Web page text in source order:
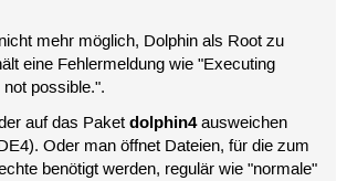
mehr möglich, Dolphin als Root zu
eine Fehlermeldung wie "Executing
possible.".
auf das Paketdolphin4ausweichen
Oder man öffnet Dateien, für die zum
benötigt werden, regulär wie "normale"